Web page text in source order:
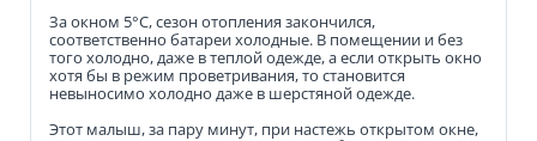
За окном 5°C, сезон отопления закончился,
соответственно батареи холодные. В помещении и без
того холодно, даже в теплой одежде, а если открыть окно
хотя бы в режим проветривания, то становится
невыносимо холодно даже в шерстяной одежде.
Этот малыш, за пару минут, при настежь открытом окне,